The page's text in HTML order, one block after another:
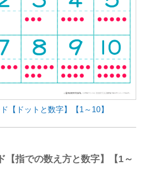
【ドットと数字】【1～10】
【指での数え方と数字】【1～